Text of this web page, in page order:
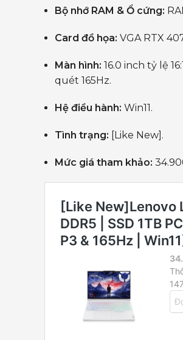
Bộ nhớ RAM & Ổ cứng:
Card đồ họa: VGA RTX
Màn hình: 16.0 inch tỷ lệ
quét 165Hz.
Hệ điều hành: Win11.
Tình trạng: [Like New].
Mức giá tham khảo: